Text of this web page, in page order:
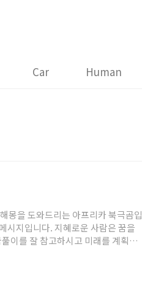
Car Human
몽을 도와드리는 아프리카 북극곰입
시지입니다. 지혜로운 사람은 꿈을
이를 잘 참고하시고 미래를 계획하
계에 내밀고 들어가게 해달라고 한